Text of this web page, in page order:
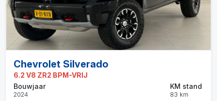
Chevrolet Silverado
6.2 V8 ZR2 BPM-VRIJ
Bouwjaar
2024
KM stand
83 km